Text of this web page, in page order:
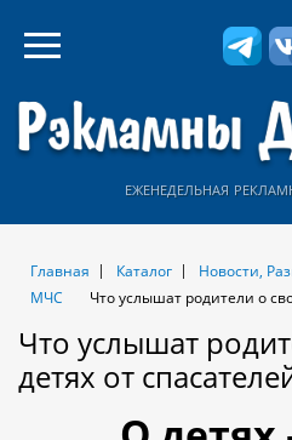
еженедельная
Главная Каталог Новости,
МЧС
Что услышат родители о
Что услышат
детях от